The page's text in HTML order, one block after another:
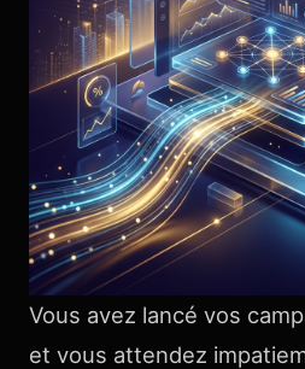
Vous avez lancé vos
et vous attendez